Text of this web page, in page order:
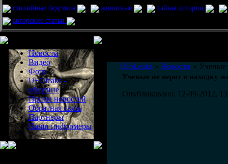
стихийные бедствия
животные
тайны истории
авторские статьи
Новости
Видео
Фото
UFOleaks -
общение
Прием новостей
Обратная связь
Партнеры
Наши информеры
UfoLeaks » Новости » Ученые
Ученые не верят в находку
Опубликовано: 12-09-2012,